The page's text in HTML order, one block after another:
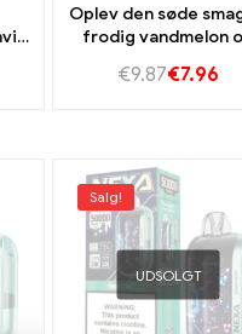
Oplev den søde
frodig vandmelon
Ultra 50K vape.
€9.87€7.96
Salg!
UDSOLGT